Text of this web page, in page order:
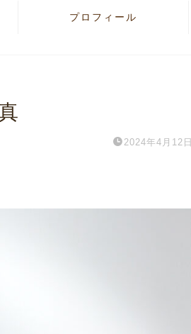
プロフィール
2024年4月12日